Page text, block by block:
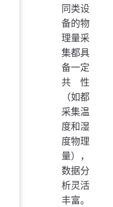
同类设
备的物
理量采
集都具
备一定
共性
（如都
采集温
度和湿
度物理
量），
数据分
析灵活
丰富。